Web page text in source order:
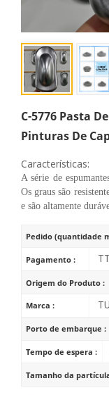
C-5776 Pasta
Pinturas De
Características:
A série de
Os graus são
e são altamente
Pedido (quantidade
Pagamento :
Origem do Produto :
Marca :
Porto de embarque :
Tempo de espera :
Tamanho da